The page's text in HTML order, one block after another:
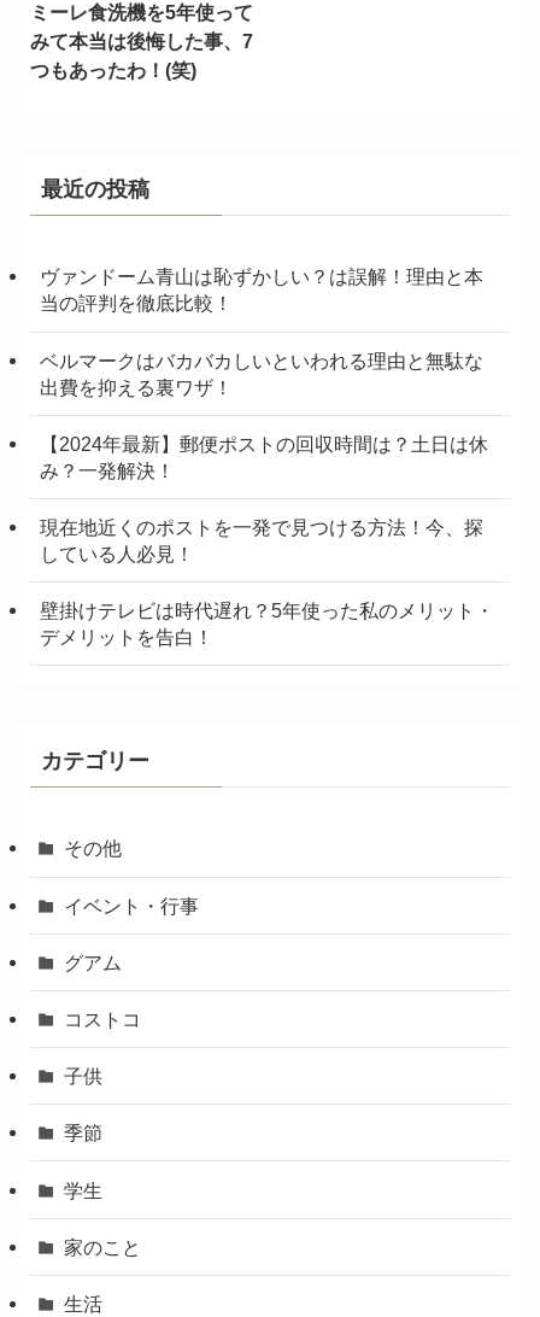
ミーレ食洗機を5年使って
みて本当は後悔した事、7
つもあったわ！(笑)
最近の投稿
ヴァンドーム青山は恥ずかしい？は誤解！理由と本
当の評判を徹底比較！
ベルマークはバカバカしいといわれる理由と無駄な
出費を抑える裏ワザ！
【2024年最新】郵便ポストの回収時間は？土日は休
み？一発解決！
現在地近くのポストを一発で見つける方法！今、探
している人必見！
壁掛けテレビは時代遅れ？5年使った私のメリット・
デメリットを告白！
カテゴリー
その他
イベント・行事
グアム
コストコ
子供
季節
学生
家のこと
生活